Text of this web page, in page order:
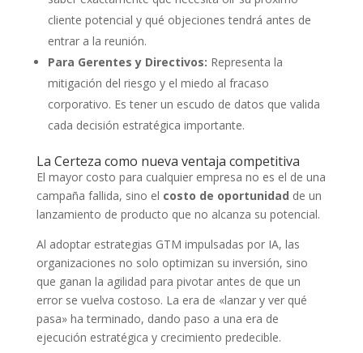
cliente potencial y qué objeciones tendrá antes de
entrar a la reunión.
Para Gerentes y Directivos: Representa la
mitigación del riesgo y el miedo al fracaso
corporativo. Es tener un escudo de datos que valida
cada decisión estratégica importante.
La Certeza como nueva ventaja competitiva
El mayor costo para cualquier empresa no es el de una
campaña fallida, sino el costo de oportunidad de un
lanzamiento de producto que no alcanza su potencial.
Al adoptar estrategias GTM impulsadas por IA, las
organizaciones no solo optimizan su inversión, sino
que ganan la agilidad para pivotar antes de que un
error se vuelva costoso. La era de «lanzar y ver qué
pasa» ha terminado, dando paso a una era de
ejecución estratégica y crecimiento predecible.